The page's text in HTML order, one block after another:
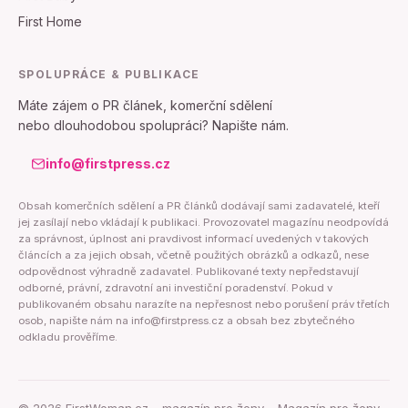
First Home
SPOLUPRÁCE & PUBLIKACE
Máte zájem o PR článek, komerční sdělení
nebo dlouhodobou spolupráci? Napište nám.
info@firstpress.cz
Obsah komerčních sdělení a PR článků dodávají sami zadavatelé, kteří
jej zasílají nebo vkládají k publikaci. Provozovatel magazínu neodpovídá
za správnost, úplnost ani pravdivost informací uvedených v takových
článcích a za jejich obsah, včetně použitých obrázků a odkazů, nese
odpovědnost výhradně zadavatel. Publikované texty nepředstavují
odborné, právní, zdravotní ani investiční poradenství. Pokud v
publikovaném obsahu narazíte na nepřesnost nebo porušení práv třetích
osob, napište nám na info@firstpress.cz a obsah bez zbytečného
odkladu prověříme.